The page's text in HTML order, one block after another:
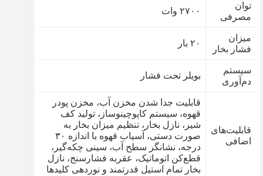
توان
مصرفی
۲۷۰۰ وات
میزان
فشار بخار
۲۰ بار
سیستم
دم‌آوری
بویلر تحت فشار
قابلیت‌های
اضافی
قابلیت جدا شدن مخزن آب، مخزن پودر
قهوه، سیستم کاپوچینوساز، تولید کف
شیر، نازل بخار، تنظیم میزان بخار به
صورت دستی، آسیاب قهوه با اندازه ۳۰
درجه، نشانگر سطح آب، سینی چکه‌گیر،
قطع‌کن اتوماتیک، عقربه فشارسنج، نازل
بخار تمام استیل قدرتمند و نوردهی کلیدها